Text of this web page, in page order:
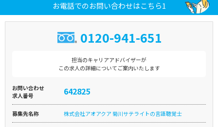
お電話でのお問い合わせはこちら1
0120-941-651
担当のキャリアアドバイザーが
この求人の詳細についてご案内いたします
お問い合わせ
求人番号
642825
募集先名称 株式会社アオアクア 菊川サテライトの言語聴覚士